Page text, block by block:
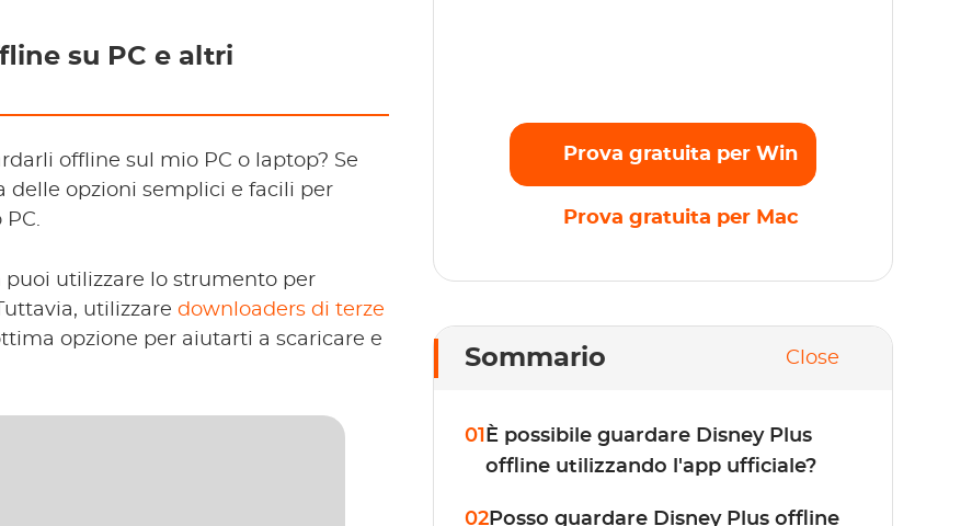
su PC e altri
offline sul mio PC o laptop? Se
delle opzioni semplici e facili per
puoi utilizzare lo strumento per
utilizzare downloaders di terze
opzione per aiutarti a scaricare e
Prova gratuita per Win
Prova gratuita per Mac
Sommario Close
01 È possibile guardare Disney Plus
offline utilizzando l'app ufficiale?
02 Posso guardare Disney Plus offline